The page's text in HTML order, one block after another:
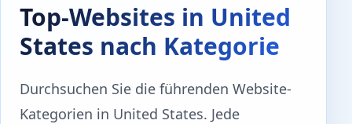
Top-Websites in United
States nach Kategorie
Durchsuchen Sie die führenden Website-
Kategorien in United States. Jede